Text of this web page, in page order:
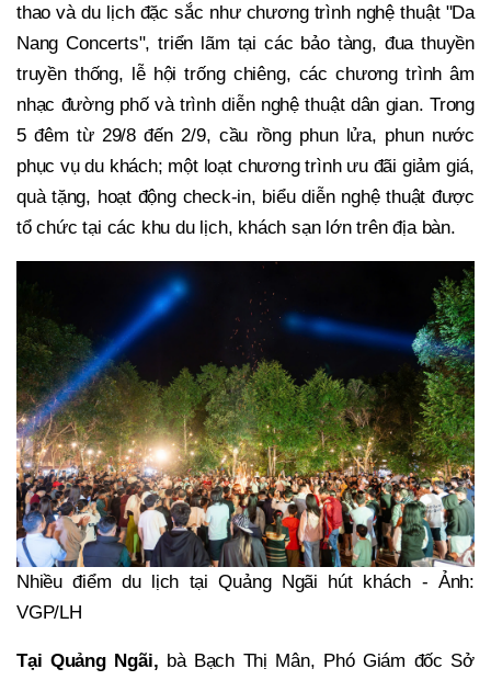
thao và du lịch đặc sắc như chương trình nghệ thuật "Da
Nang Concerts", triển lãm tại các bảo tàng, đua thuyền
truyền thống, lễ hội trống chiêng, các chương trình âm
nhạc đường phố và trình diễn nghệ thuật dân gian. Trong
5 đêm từ 29/8 đến 2/9, cầu rồng phun lửa, phun nước
phục vụ du khách; một loạt chương trình ưu đãi giảm giá,
quà tặng, hoạt động check-in, biểu diễn nghệ thuật được
tổ chức tại các khu du lịch, khách sạn lớn trên địa bàn.
Nhiều điểm du lịch tại Quảng Ngãi hút khách - Ảnh:
VGP/LH
Tại Quảng Ngãi, bà Bạch Thị Mân, Phó Giám đốc Sở